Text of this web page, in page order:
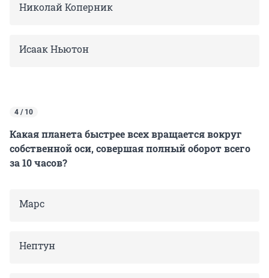
Николай Коперник
Исаак Ньютон
4 / 10
Какая планета быстрее всех вращается вокруг
собственной оси, совершая полный оборот всего
за 10 часов?
Марс
Нептун